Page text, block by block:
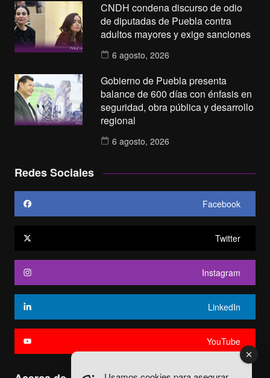
CNDH condena discurso de odio
de diputadas de Puebla contra
adultos mayores y exige sanciones
6 agosto, 2026
Gobierno de Puebla presenta
balance de 600 días con énfasis en
seguridad, obra pública y desarrollo
regional
6 agosto, 2026
Redes Sociales
Facebook
Twitter
Instagram
LinkedIn
YouTube